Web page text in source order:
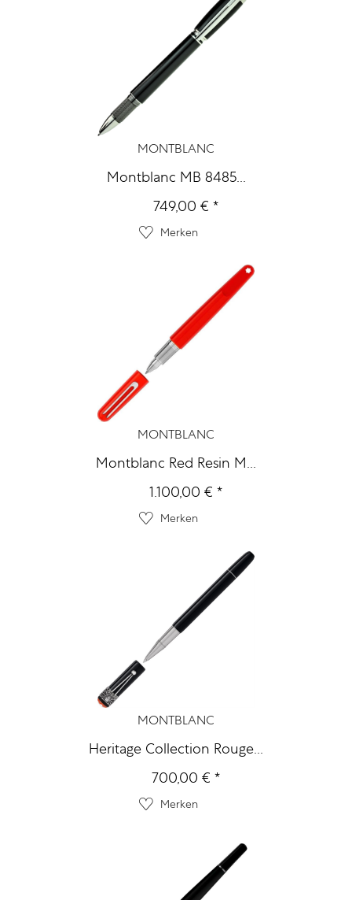
MONTBLANC
Montblanc MB 8485...
749,00 € *
Merken
MONTBLANC
Montblanc Red Resin M...
1.100,00 € *
Merken
MONTBLANC
Heritage Collection Rouge...
700,00 € *
Merken